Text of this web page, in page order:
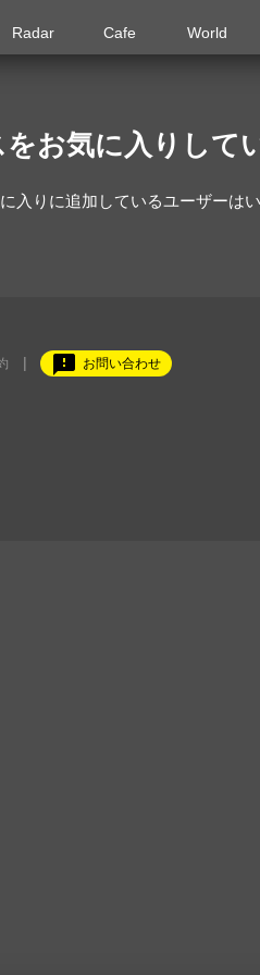
Radar Cafe World
お気に入りして
入りに追加しているユーザーは
feedback お問い合わせ